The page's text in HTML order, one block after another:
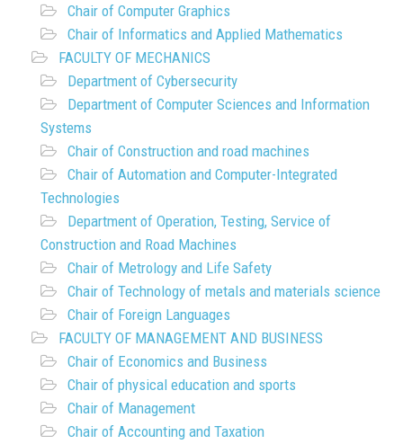
Chair of Computer Graphics
Chair of Informatics and Applied Mathematics
FACULTY OF MECHANICS
Department of Cybersecurity
Department of Computer Sciences and Information
Systems
Chair of Construction and road machines
Chair of Automation and Computer-Integrated
Technologies
Department of Operation, Testing, Service of
Construction and Road Machines
Chair of Metrology and Life Safety
Chair of Technology of metals and materials science
Chair of Foreign Languages
FACULTY OF MANAGEMENT AND BUSINESS
Chair of Economics and Business
Chair of physical education and sports
Chair of Management
Chair of Accounting and Taxation